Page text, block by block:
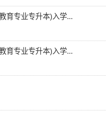
育专业专升本)入学...
育专业专升本)入学...